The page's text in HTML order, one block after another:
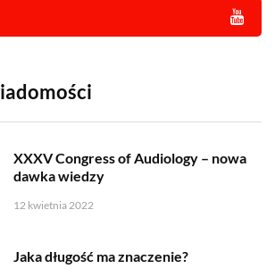
XXXV Congress of Audiology – nowa
dawka wiedzy
12 kwietnia 2022
Jaka długość ma znaczenie?